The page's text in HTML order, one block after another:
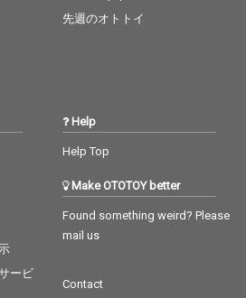
先週のオトトイ
ービ
Help
Help Top
Make OTOTOY better
Found something weird? Please
mail us
Contact